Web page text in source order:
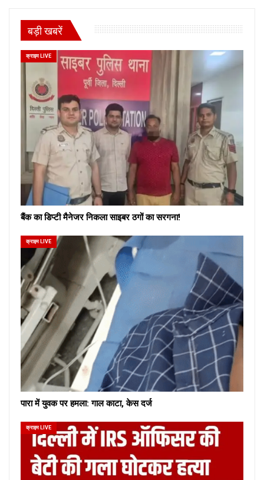
बड़ी खबरें
क्राइम LIVE
बैंक का डिप्टी मैनेजर निकला साइबर ठगों का सरगना!
क्राइम LIVE
पारा में युवक पर हमला: गाल काटा, केस दर्ज
क्राइम LIVE